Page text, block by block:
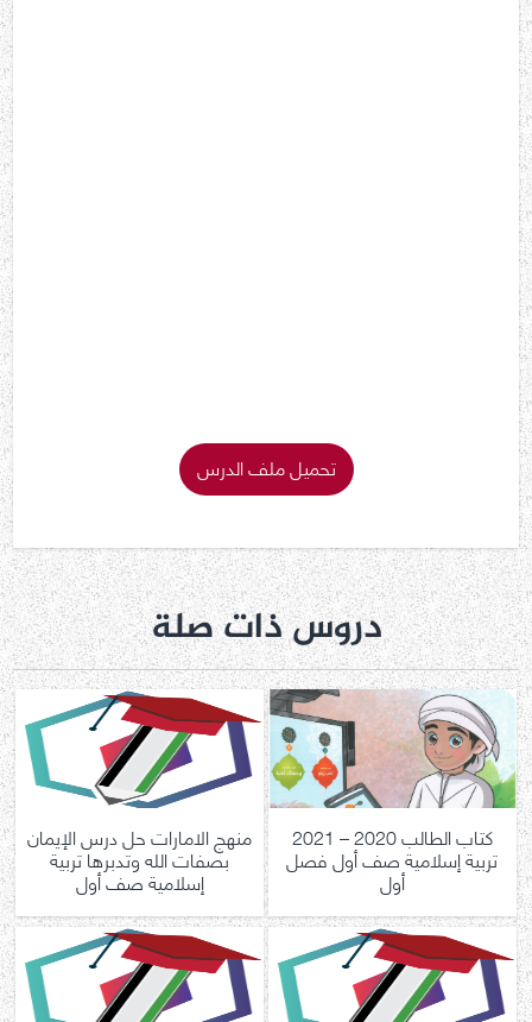
تحميل ملف الدرس
دروس ذات صلة
كتاب الطالب 2020 – 2021
تربية إسلامية صف أول فصل
أول
منهج الامارات حل درس الإيمان
بصفات الله وتدبرها تربية
إسلامية صف أول